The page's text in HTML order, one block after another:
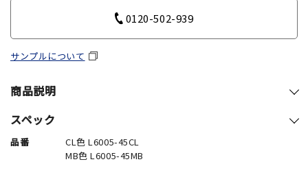
0120-502-939
サンプルについて
商品説明
スペック
品番
CL色 L6005-45CL
MB色 L6005-45MB